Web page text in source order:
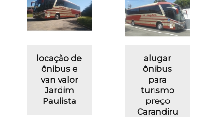
locação de
ônibus e
van valor
Jardim
Paulista
alugar
ônibus
para
turismo
preço
Carandiru